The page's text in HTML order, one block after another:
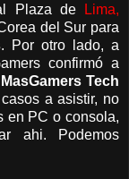
Plaza de
Lima,
del Sur para
. Por otro lado, a
confirmó a
MasGamers Tech
a asistir, no
en PC o consola,
ahi. Podemos